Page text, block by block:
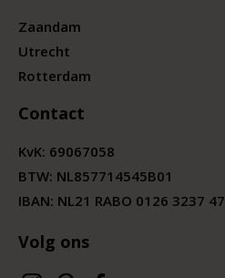
Zaandam
Utrecht
Rotterdam
Contact
KvK: 69067058
BTW: NL857714545B01
IBAN: NL21 RABO 0126 3237 47
Volg ons